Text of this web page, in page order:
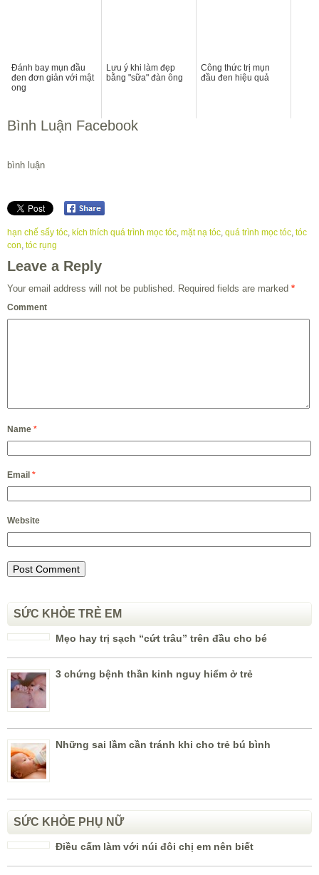
Đánh bay mụn đầu
đen đơn giản với mật
ong
Lưu ý khi làm đẹp
bằng "sữa" đàn ông
Công thức trị mụn
đầu đen hiệu quả
Bình Luận Facebook
bình luận
hạn chế sấy tóc, kích thích quá trình mọc tóc, mặt nạ tóc, quá trình mọc tóc, tóc
con, tóc rụng
Leave a Reply
Your email address will not be published. Required fields are marked *
Comment
Name *
Email *
Website
SỨC KHỎE TRẺ EM
Mẹo hay trị sạch “cứt trâu” trên đầu cho bé
3 chứng bệnh thần kinh nguy hiểm ở trẻ
Những sai lầm cần tránh khi cho trẻ bú bình
SỨC KHỎE PHỤ NỮ
Điều cấm làm với núi đôi chị em nên biết